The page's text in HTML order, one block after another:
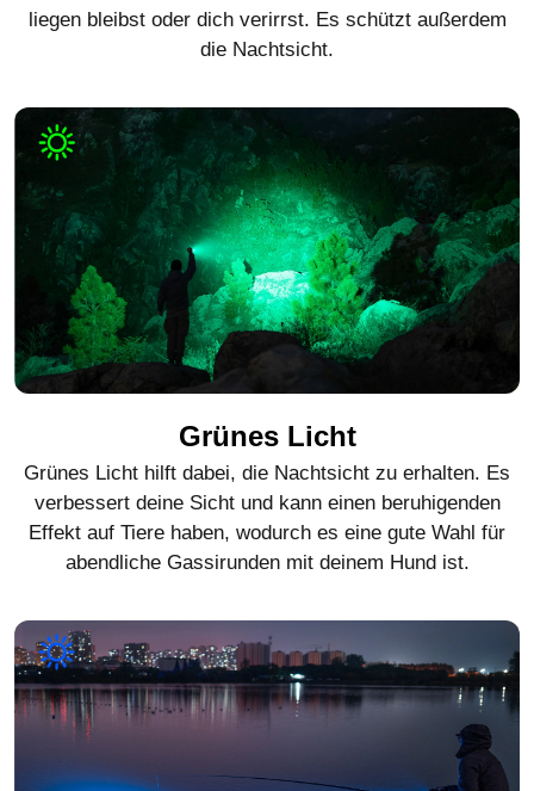
liegen bleibst oder dich verirrst. Es schützt außerdem
die Nachtsicht.
Grünes Licht
Grünes Licht hilft dabei, die Nachtsicht zu erhalten. Es
verbessert deine Sicht und kann einen beruhigenden
Effekt auf Tiere haben, wodurch es eine gute Wahl für
abendliche Gassirunden mit deinem Hund ist.